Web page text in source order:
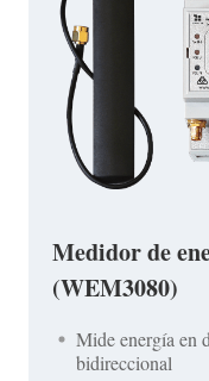
Medidor de
(WEM3080)
Mide energía en
bidireccional